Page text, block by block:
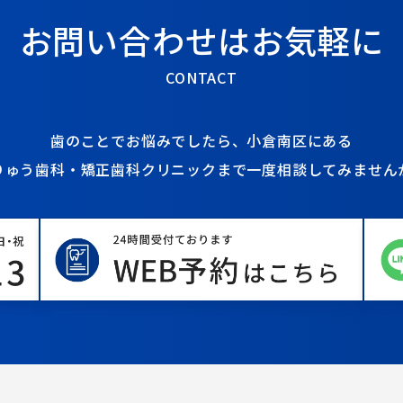
お問い合わせはお気軽に
CONTACT
歯のことでお悩みでしたら、小倉南区にある
ゅう歯科・矯正歯科クリニックまで一度相談してみません